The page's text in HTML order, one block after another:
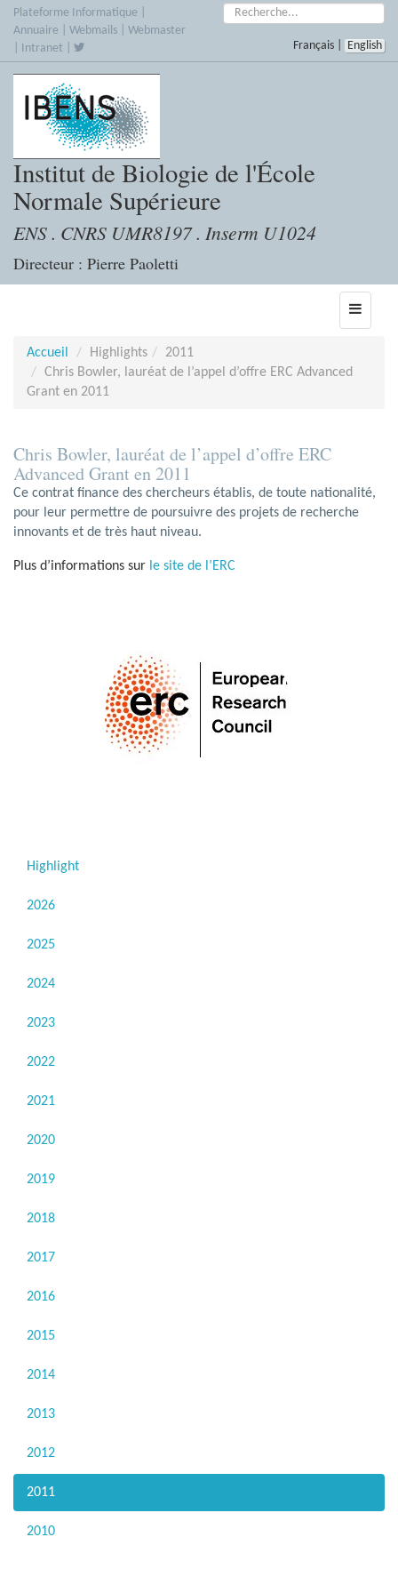
Accèder
directement
Plateforme Informatique
Annuaire
Webmails
Webmaster
Intranet
Rechercher :
Français English
Institut de Biologie de l'École
Normale Supérieure
ENS . CNRS UMR8197 . Inserm U1024
Directeur : Pierre Paoletti
Toggle
Accueil
Highlights
2011
Chris Bowler, lauréat de l’appel d’offre ERC Advanced
Grant en 2011
Chris Bowler, lauréat de l’appel d’offre ERC
Advanced Grant en 2011
Ce contrat finance des chercheurs établis, de toute nationalité,
pour leur permettre de poursuivre des projets de recherche
innovants et de très haut niveau.
Plus d’informations sur le site de l’ERC
Highlight
2026
2025
2024
2023
2022
2021
2020
2019
2018
2017
2016
2015
2014
2013
2012
2011
2010